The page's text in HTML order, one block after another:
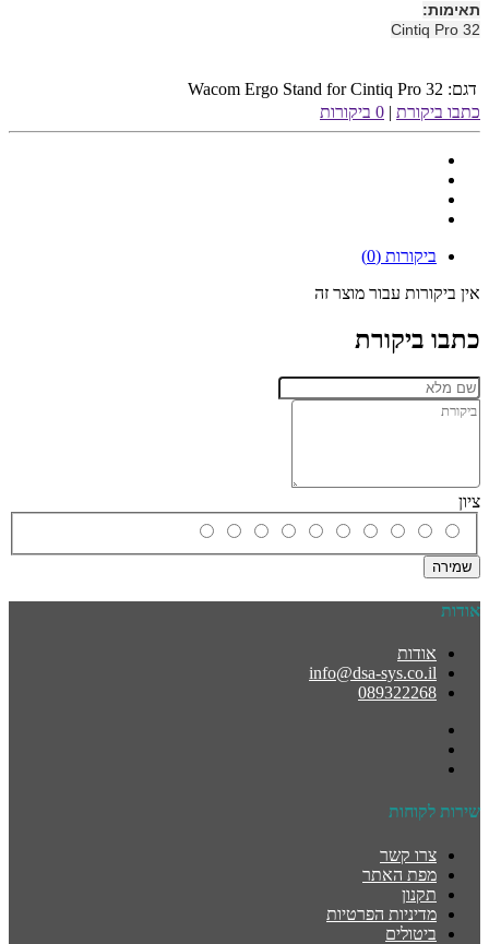
תאימות:
Cintiq Pro 32
דגם: Wacom Ergo Stand for Cintiq Pro 32
כתבו ביקורת | 0 ביקורות
ביקורות (0)
אין ביקורות עבור מוצר זה
כתבו ביקורת
ציון
שמירה
אודות
אודות
info@dsa-sys.co.il
089322268
שירות לקוחות
צרו קשר
מפת האתר
תקנון
מדיניות הפרטיות
ביטולים